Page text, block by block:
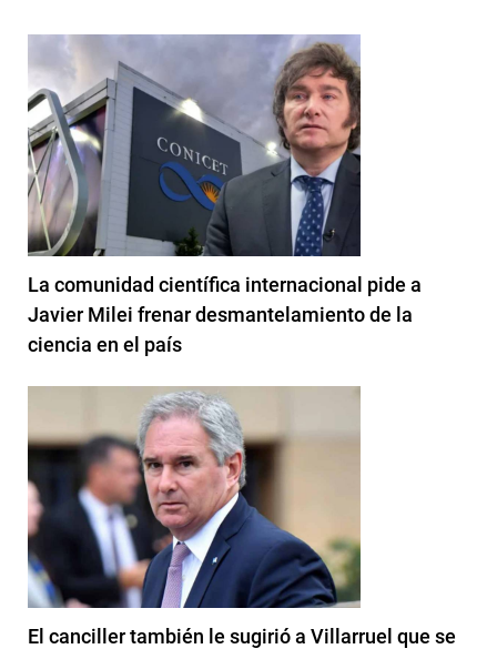
La comunidad científica internacional pide a
Javier Milei frenar desmantelamiento de la
ciencia en el país
El canciller también le sugirió a Villarruel que se